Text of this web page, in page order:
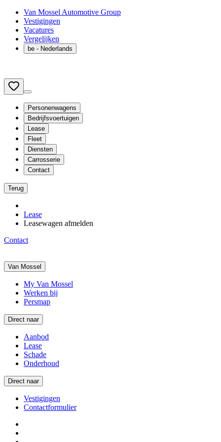
Van Mossel Automotive Group
Vestigingen
Vacatures
Vergelijken
be - Nederlands
Personenwagens
Bedrijfsvoertuigen
Lease
Fleet
Diensten
Carrosserie
Contact
Terug
Lease
Leasewagen afmelden
Contact
Van Mossel
My Van Mossel
Werken bij
Persmap
Direct naar
Aanbod
Lease
Schade
Onderhoud
Direct naar
Vestigingen
Contactformulier